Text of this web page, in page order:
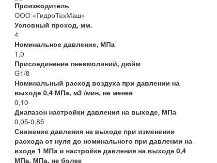
Производитель
ООО «ГидроТехМаш»
Условный проход, мм.
4
Номинальное давление, МПа
1,0
Присоединение пневмолиний, дюйм
G1/8
Номинальный расход воздуха при давлении на
выходе 0,4 МПа, м3 /мин, не менее
0,10
Диапазон настройки давления на выходе, МПа
0,05-0,85
Снижение давления на выходе при изменении
расхода от нуля до номинального при давлении на
входе 1 МПа и настройке давления на выходе 0,4
МПа, МПа, не более